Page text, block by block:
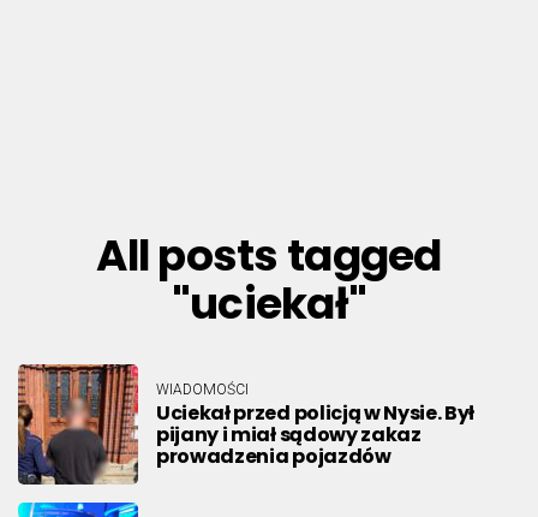
All posts tagged
"uciekał"
WIADOMOŚCI
Uciekał przed policją w Nysie. Był
pijany i miał sądowy zakaz
prowadzenia pojazdów